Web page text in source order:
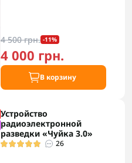
4 500 грн. -11%
4 000 грн.
В корзину
Устройство
радиоэлектронной
разведки «Чуйка 3.0»
26